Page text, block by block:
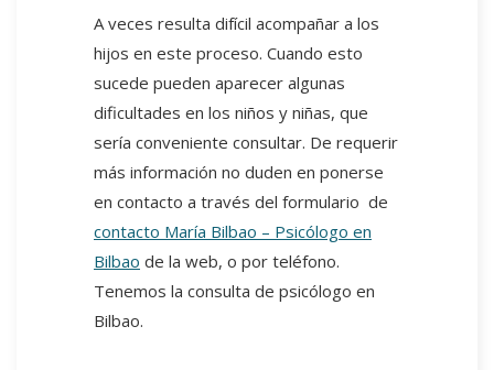
A veces resulta difícil acompañar a los
hijos en este proceso. Cuando esto
sucede pueden aparecer algunas
dificultades en los niños y niñas, que
sería conveniente consultar. De requerir
más información no duden en ponerse
en contacto a través del formulario de
contacto María Bilbao – Psicólogo en
Bilbao de la web, o por teléfono.
Tenemos la consulta de psicólogo en
Bilbao.